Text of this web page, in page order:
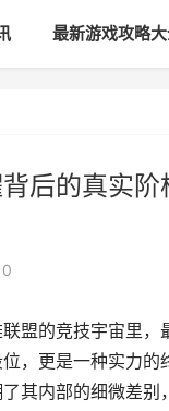
最新游戏攻略
后的真实
盟的竞技宇宙里
，更是一种实力
其内部的细微差